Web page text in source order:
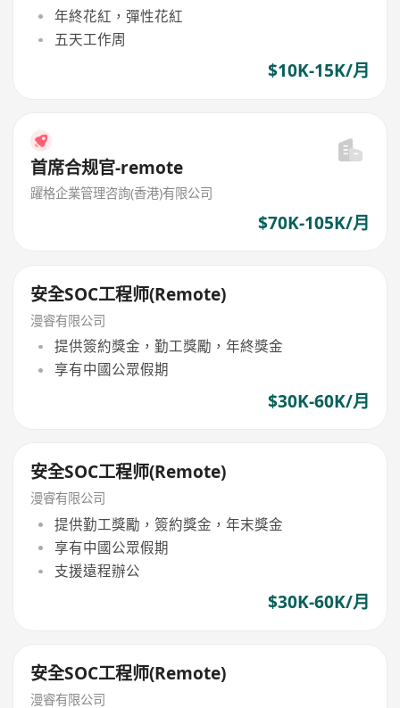
年終花紅，彈性花紅
五天工作周
$10K-15K/月
首席合规官-remote
躍格企業管理咨詢(香港)有限公司
$70K-105K/月
安全SOC工程师(Remote)
漫睿有限公司
提供簽約獎金，勤工獎勵，年終獎金
享有中國公眾假期
$30K-60K/月
安全SOC工程师(Remote)
漫睿有限公司
提供勤工獎勵，簽約獎金，年末獎金
享有中國公眾假期
支援遠程辦公
$30K-60K/月
安全SOC工程师(Remote)
漫睿有限公司